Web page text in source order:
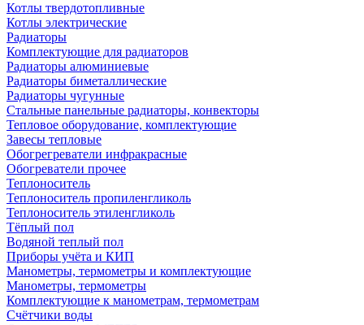
Котлы твердотопливные
Котлы электрические
Радиаторы
Комплектующие для радиаторов
Радиаторы алюминиевые
Радиаторы биметаллические
Радиаторы чугунные
Стальные панельные радиаторы, конвекторы
Тепловое оборудование, комплектующие
Завесы тепловые
Обогрегреватели инфракрасные
Обогреватели прочее
Теплоноситель
Теплоноситель пропиленгликоль
Теплоноситель этиленгликоль
Тёплый пол
Водяной теплый пол
Приборы учёта и КИП
Манометры, термометры и комплектующие
Манометры, термометры
Комплектующие к манометрам, термометрам
Счётчики воды